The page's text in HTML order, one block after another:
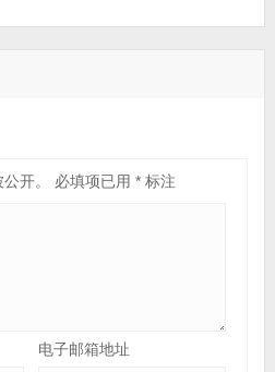
开。 必填项已用 *标注
电子邮箱地址